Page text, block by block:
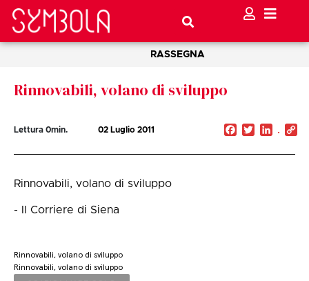
RASSEGNA
Rinnovabili, volano di sviluppo
Lettura 0min. 02 Luglio 2011 Facebook
Twitter
Rinnovabili, volano di sviluppo
- Il Corriere di Siena
Rinnovabili, volano di sviluppo
Rinnovabili, volano di sviluppo